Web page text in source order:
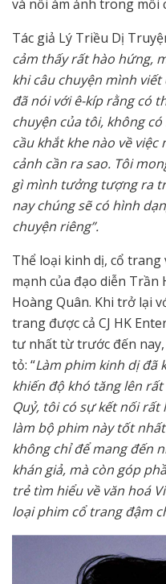
và nỗi ám ảnh trong mỗi
Tác giả Lý Triều Dị
cảm thấy rất hào hứng,
khi câu chuyện mình
đã nói với ê-kíp rằng có
chuyện của tôi, không
cầu khắt khe nào về
cảnh cần ra sao. Tôi
gì mình tưởng tượng ra
nay chúng sẽ có hình
chuyện riêng”.
Thể loại kinh dị, cổ
mạnh của đạo diễn Trần
Hoàng Quân. Khi trở lại
trang được cả CJ HK
tư nhất từ trước đến
tỏ: “Làm phim kinh dị đã
khiến độ khó tăng lên
Quỷ, tôi có sự kết nối rất
làm bộ phim này tốt
không chỉ để mang đến
khán giả, mà còn góp
trẻ tìm hiểu về văn hoá
loại phim cổ trang đậm